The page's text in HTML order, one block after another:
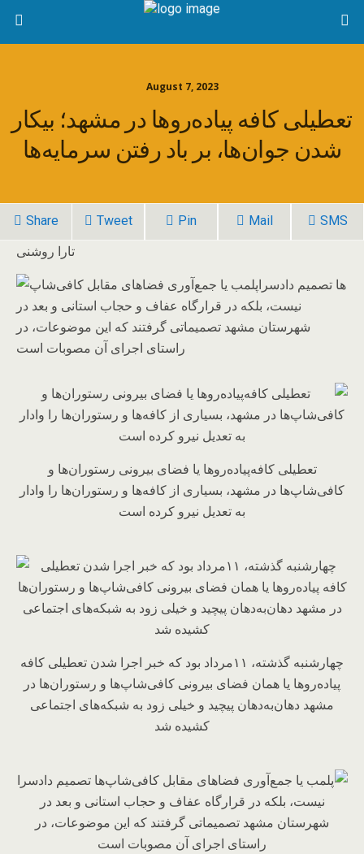
August 7, 2023
تعطیلی کافه پیاده‌روها در مشهد؛ بیکار
شدن جوان‌ها، بر باد رفتن سرمایه‌ها
Share Tweet Pin Mail SMS
تارا روشنی
تعطیلی کافه‌پیاده‌روها یا فضای بیرونی رستوران‌ها و
کافی‌شاپ‌ها در مشهد، بسیاری از کافه‌ها و رستوران‌ها را وادار
به تعدیل نیرو کرده است
چهارشنبه گذشته، ۱۱مرداد بود که خبر اجرا شدن تعطیلی کافه
پیاده‌روها یا همان فضای بیرونی کافی‌شاپ‌ها و رستوران‌ها در
مشهد دهان‌به‌دهان پیچید و خیلی زود به شبکه‌های اجتماعی
کشیده شد